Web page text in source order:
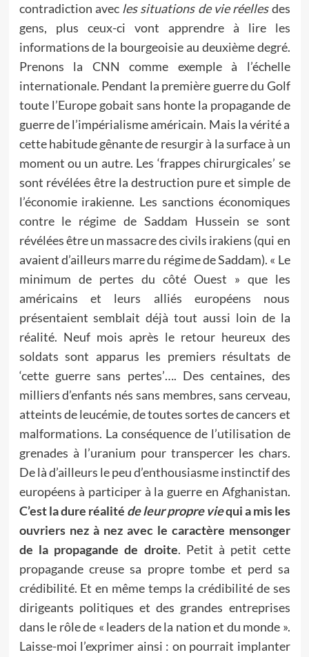
contradiction avec les situations de vie réellesdes
gens, plus ceux-ci vont apprendre à lire les
informations de la bourgeoisie au deuxième degré.
Prenons la CNN comme exemple à l’échelle
internationale. Pendant la première guerre du Golf
toute l’Europe gobait sans honte la propagande de
guerre de l’impérialisme américain. Mais la vérité a
cette habitude gênante de resurgir à la surface à un
moment ou un autre. Les ‘frappes chirurgicales’ se
sont révélées être la destruction pure et simple de
l’économie irakienne. Les sanctions économiques
contre le régime de Saddam Hussein se sont
révélées être un massacre des civils irakiens (qui en
avaient d’ailleurs marre du régime de Saddam). « Le
minimum de pertes du côté Ouest » que les
américains et leurs alliés européens nous
présentaient semblait déjà tout aussi loin de la
réalité. Neuf mois après le retour heureux des
soldats sont apparus les premiers résultats de
‘cette guerre sans pertes’…. Des centaines, des
milliers d’enfants nés sans membres, sans cerveau,
atteints de leucémie, de toutes sortes de cancers et
malformations. La conséquence de l’utilisation de
grenades à l’uranium pour transpercer les chars.
De là d’ailleurs le peu d’enthousiasme instinctif des
européens à participer à la guerre en Afghanistan.
C’est la dure réalité de leur propre viequi a mis les
ouvriers nez à nez avec le caractère mensonger
de la propagande de droite. Petit à petit cette
propagande creuse sa propre tombe et perd sa
crédibilité. Et en même temps la crédibilité de ses
dirigeants politiques et des grandes entreprises
dans le rôle de « leaders de la nation et du monde ».
Laisse-moi l’exprimer ainsi : on pourrait implanter